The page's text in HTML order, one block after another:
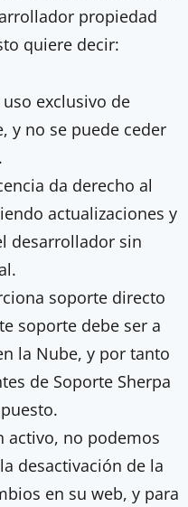
propiedad
quiere decir:
exclusivo de
y no se puede ceder
da derecho al
actualizaciones y
desarrollador sin
soporte directo
soporte debe ser a
la Nube, y por tanto
de Soporte Sherpa
activo, no podemos
desactivación de la
en su web, y para